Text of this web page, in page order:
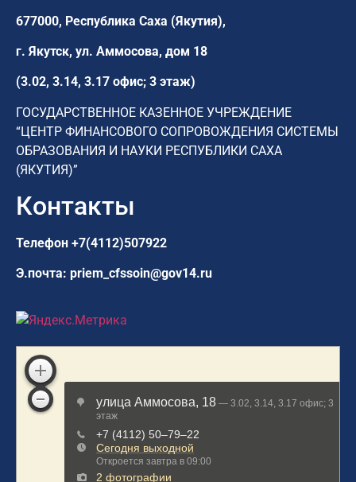
677000, Республика Саха (Якутия),
г. Якутск, ул. Аммосова, дом 18
(3.02, 3.14, 3.17 офис; 3 этаж)
ГОСУДАРСТВЕННОЕ КАЗЕННОЕ УЧРЕЖДЕНИЕ
“ЦЕНТР ФИНАНСОВОГО СОПРОВОЖДЕНИЯ СИСТЕМЫ
ОБРАЗОВАНИЯ И НАУКИ РЕСПУБЛИКИ САХА
(ЯКУТИЯ)”
Контакты
Телефон +7(4112)507922
Э.почта: priem_cfssoin@gov14.ru